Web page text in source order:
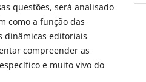
questões, será analisado
como a função das
dinâmicas editoriais
compreender as
e muito vivo do